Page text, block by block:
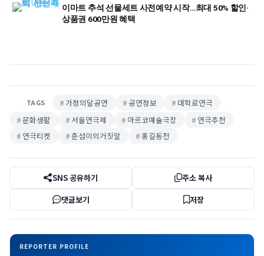
이마트 추석 선물세트 사전예약 시작…최대 50% 할인·
상품권 600만원 혜택
TAGS 가정의달공연 공연정보
대학로연극
문화생활
서울연극제 아르코예술극장
연극추천
연극티켓
춘섬이의거짓말 홍길동전
SNS 공유하기
주소 복사
댓글보기
저장
REPORTER PROFILE